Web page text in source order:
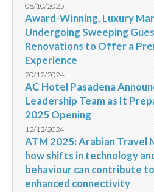
08/10/2025
Award-Winning, Luxury
Undergoing Sweeping
Renovations to Offer a
Experience
20/12/2024
AC Hotel Pasadena
Leadership Team as It
2025 Opening
12/12/2024
ATM 2025: Arabian Travel
how shifts in technology
behaviour can contribute
enhanced connectivity